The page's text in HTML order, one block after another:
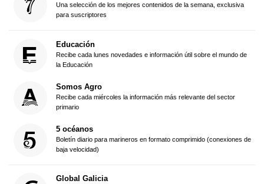
Una selección de los mejores contenidos de la semana, exclusiva
para suscriptores
Educación
Recibe cada lunes novedades e información útil sobre el mundo de
la Educación
Somos Agro
Recibe cada miércoles la información más relevante del sector
primario
5 océanos
Boletín diario para marineros en formato comprimido (conexiones de
baja velocidad)
Global Galicia